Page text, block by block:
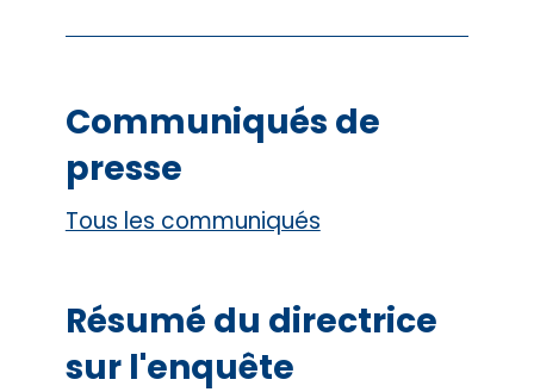
Communiqués de
presse
Tous les communiqués
Résumé du directrice
sur l'enquête